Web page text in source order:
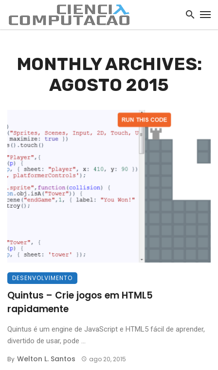
MONTHLY ARCHIVES:
AGOSTO 2015
DESENVOLVIMENTO
Quintus – Crie jogos em HTML5
rapidamente
Quintus é um engine de JavaScript e HTML5 fácil de aprender,
divertido de usar, pode ...
By Welton L. Santos ago 20, 2015